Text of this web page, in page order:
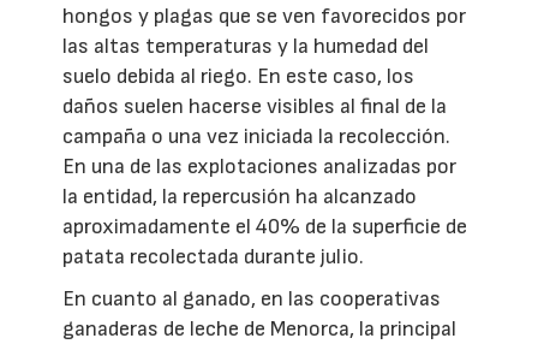
hongos y plagas que se ven favorecidos por
las altas temperaturas y la humedad del
suelo debida al riego. En este caso, los
daños suelen hacerse visibles al final de la
campaña o una vez iniciada la recolección.
En una de las explotaciones analizadas por
la entidad, la repercusión ha alcanzado
aproximadamente el 40% de la superficie de
patata recolectada durante julio.
En cuanto al ganado, en las cooperativas
ganaderas de leche de Menorca, la principal